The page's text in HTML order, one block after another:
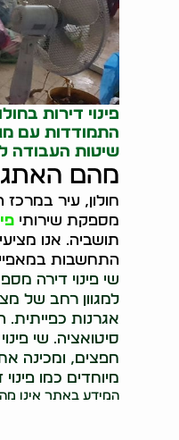
פינוי דירות
התמודדות עם
שיטות העבודה
מהם
מספקת שירותי
תושביה. אנו
התחשבות
שי פינוי דירה
למגוון רחב של
אגרנות
סיטואציה. שי
חפצים, ומכינה
מיוחדים כמו
המידע באתר אינו